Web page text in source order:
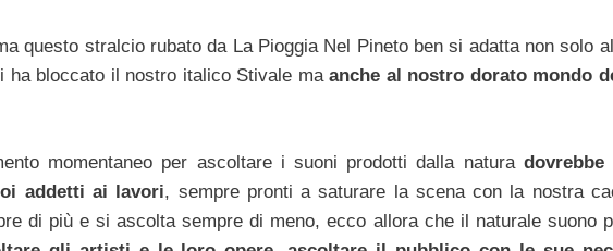
questo stralcio rubato da La Pioggia Nel Pineto ben si adatta non solo
ha bloccato il nostro italico Stivale maanche al nostro dorato mondo
momentaneo per ascoltare i suoni prodotti dalla natura dovrebbe
addetti ai lavori, sempre pronti a saturare la scena con la nostra
di più e si ascolta sempre di meno, ecco allora che il naturale suono